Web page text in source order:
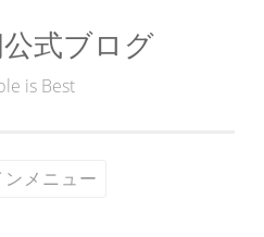
式ブログ
is Best
ンメニュー